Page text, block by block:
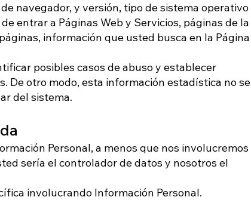
navegador, y versión, tipo de sistema operativo
entrar a Páginas Web y Servicios, páginas de la
información que usted busca en la Página
posibles casos de abuso y establecer
De otro modo, esta información estadística no se
del sistema.
Personal, a menos que nos involucremos
sería el controlador de datos y nosotros el
involucrando Información Personal.